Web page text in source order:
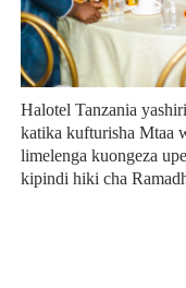
Halotel Tanzania
katika kufturisha Mtaa
limelenga kuongeza
kipindi hiki cha